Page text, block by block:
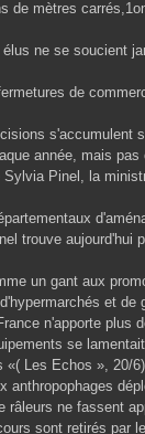
de mètres
ne se soucient
de
s'accumulent
année, mais
Pinel, la
trouve aujourd'hui
un gant aux
et
n'apporte plus
se
«( Les Echos », 20/
anthropophages
râleurs ne fassent
sont retirés par